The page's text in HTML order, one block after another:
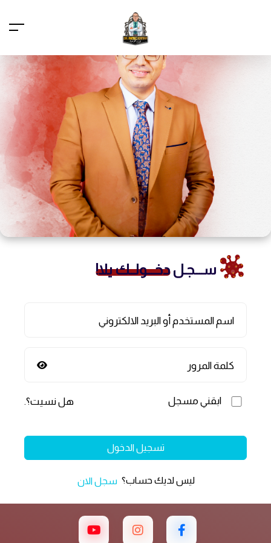
ســـجـلدخـــولــك يلا!
اسم المستخدم أو البريد الالكتروني
كلمة المرور
ابقني مسجل هل نسيت؟.
تسجيل الدخول
ليس لديك حساب؟ سجل الان